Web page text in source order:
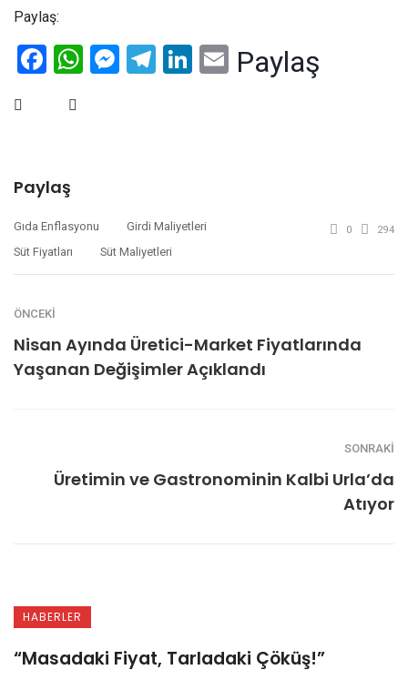
Paylaş:
Facebook
WhatsApp
Messenger
Telegram
LinkedIn
Email
Paylaş
Paylaş
Gıda Enflasyonu
Girdi Maliyetleri
Süt Fiyatları
Süt Maliyetleri
0 294
ÖNCEKI
Nisan Ayında Üretici-Market Fiyatlarında
Yaşanan Değişimler Açıklandı
SONRAKI
Üretimin ve Gastronominin Kalbi Urla’da
Atıyor
HABERLER
“Masadaki Fiyat, Tarladaki Çöküş!”